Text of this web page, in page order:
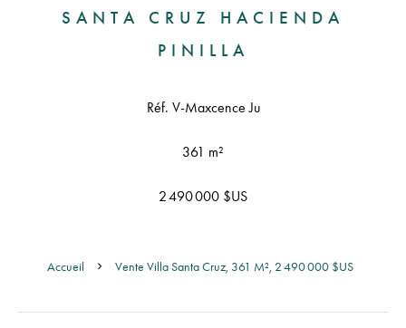
SANTA CRUZ HACIENDA
PINILLA
Réf. V-Maxcence Ju
361 m²
2 490 000 $US
Accueil Vente Villa Santa Cruz, 361 M², 2 490 000 $US